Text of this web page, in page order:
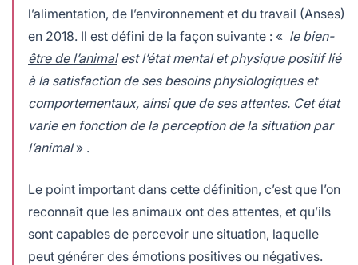
l’alimentation, de l’environnement et du travail (Anses)
en 2018. Il est défini de la façon suivante : « le bien-
être de l’animalest l’état mental et physique positif lié
à la satisfaction de ses besoins physiologiques et
comportementaux, ainsi que de ses attentes. Cet état
varie en fonction de la perception de la situation par
l’animal» .
Le point important dans cette définition, c’est que l’on
reconnaît que les animaux ont des attentes, et qu’ils
sont capables de percevoir une situation, laquelle
peut générer des émotions positives ou négatives.